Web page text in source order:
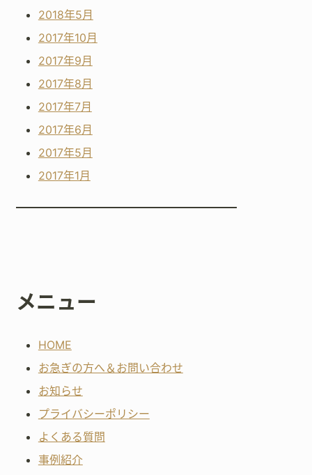
2018年5月
2017年10月
2017年9月
2017年8月
2017年7月
2017年6月
2017年5月
2017年1月
メニュー
HOME
お急ぎの方へ＆お問い合わせ
お知らせ
プライバシーポリシー
よくある質問
事例紹介